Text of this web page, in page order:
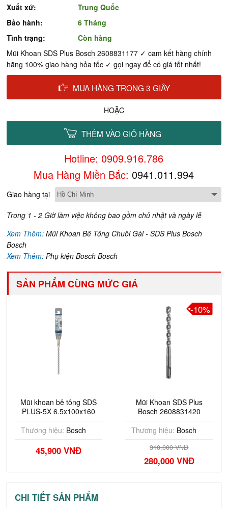
Xuất xứ:
Trung Quốc
Bảo hành:
6 Tháng
Tình trạng:
Còn hàng
Mũi Khoan SDS Plus Bosch 2608831177 ✓ cam kết hàng chính
hãng 100% giao hàng hỏa tốc ✓ gọi ngay để có giá tốt nhất!
MUA HÀNG TRONG 3 GIÂY
HOẶC
THÊM VÀO GIỎ HÀNG
Hotline: 0909.916.786
Mua Hàng Miền Bắc: 0941.011.994
Giao hàng tại
Trong 1 - 2 Giờ làm việc không bao gồm chủ nhật và ngày lễ
Xem Thêm:Mũi Khoan Bê Tông Chuôi Gài - SDS Plus Bosch
Bosch
Xem Thêm:Phụ kiện Bosch Bosch
SẢN PHẨM CÙNG MỨC GIÁ
Mũi khoan bê tông SDS
PLUS-5X 6.5x100x160
2608706882
Thương hiệu: Bosch
45,900 VNĐ
Mũi Khoan SDS Plus
Bosch 2608831420
Thương hiệu: Bosch
310,000 VNĐ
280,000 VNĐ
-10%
CHI TIẾT SẢN PHẨM